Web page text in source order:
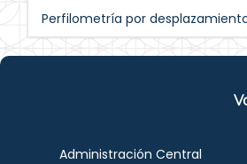
Perfilometría por
Administración Central